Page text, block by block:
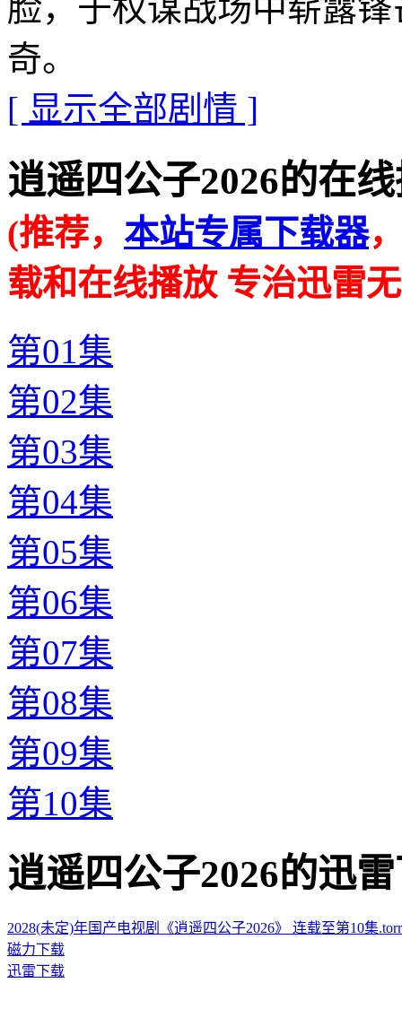
脸，于权谋战场中崭露
奇。
[ 显示全部剧情 ]
逍遥四公子2026的在线
(推荐， 本站专属下载器
载和在线播放 专治迅雷
第01集
第02集
第03集
第04集
第05集
第06集
第07集
第08集
第09集
第10集
逍遥四公子2026的迅雷
2028(未定)年国产电视剧《逍遥四公子2026》 连载至第10集
磁力下载
迅雷下载